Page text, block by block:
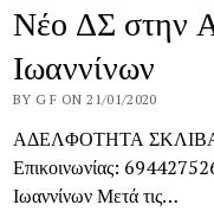
Νέο ΔΣ στην
Ιωαννίνων
BY G F ON 21/01/2020
ΑΔΕΛΦΟΤΗΤΑ
Επικοινωνίας:
Ιωαννίνων Μετά τις…